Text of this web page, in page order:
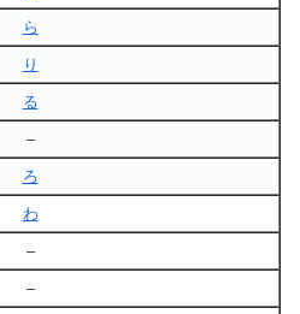
ら
り
る
–
ろ
わ
–
–